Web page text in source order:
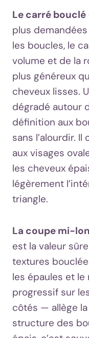
Le carré bouclé
plus
les boucles, le
volume et de la
plus généreux
cheveux lisses.
dégradé autour
définition aux
sans l’alourdir.
aux visages
les cheveux
légèrement
triangle.
La coupe mi-
est la valeur
textures
les épaules et le
progressif sur
côtés — allège
structure des